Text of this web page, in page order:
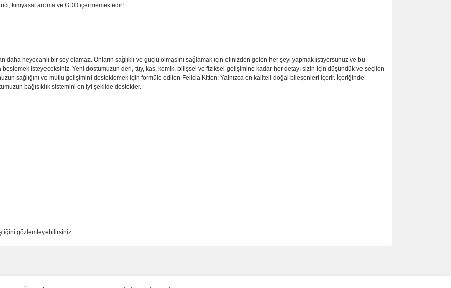
kimyasal aroma ve GDO içermemektedir!
heyecanlı bir şey olamaz. Onların sağlıklı ve güçlü olmasını sağlamak için elinizden gelen her şeyi yapmak istiyorsunuz ve bu
isteyeceksiniz. Yeni dostumuzun deri, tüy, kas, kemik, bilişsel ve fiziksel gelişimine kadar her detayı sizin için düşündük ve seçilen
sağlığını ve mutlu gelişimini desteklemek için formüle edilen Felicia Kitten; Yalnızca en kaliteli doğal bileşenleri içerir. İçeriğinde
bağışıklık sistemini en iyi şekilde destekler.
gözlemleyebilirsiniz.